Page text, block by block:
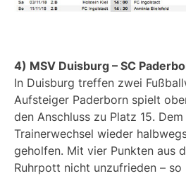
4) MSV Duisburg – SC
In Duisburg treffen zwei
Aufsteiger Paderborn spielt
den Anschluss zu Platz 15.
Trainerwechsel wieder
geholfen. Mit vier Punkten aus
Ruhrpott nicht unzufrieden – so